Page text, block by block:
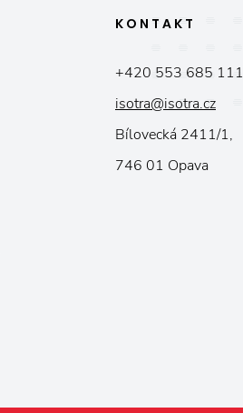
KONTAKT
+420 553 685 111
isotra@isotra.cz
Bílovecká 2411/1,
746 01 Opava